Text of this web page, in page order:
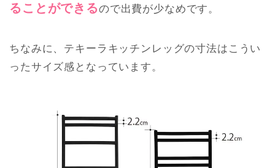
ることができるので出費が少なめです。
ちなみに、テキーラキッチンレッグの寸法はこうい
ったサイズ感となっています。